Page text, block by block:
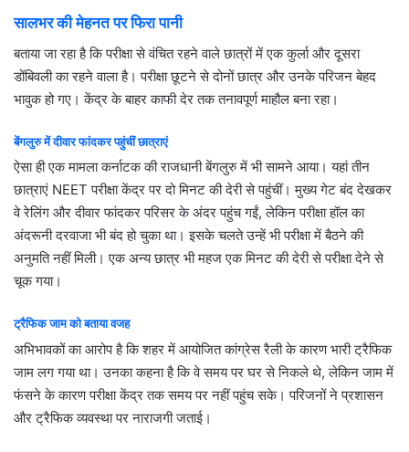
सालभरकीमेहनतपरफिरापानी
बताया जा रहा है कि परीक्षा से वंचित रहने वाले छात्रों में एक कुर्ला और दूसरा
डोंबिवली का रहने वाला है। परीक्षा छूटने से दोनों छात्र और उनके परिजन बेहद
भावुक हो गए। केंद्र के बाहर काफी देर तक तनावपूर्ण माहौल बना रहा।
बेंगलुरुमेंदीवारफांदकरपहुंचींछात्राएं
ऐसा ही एक मामला कर्नाटक की राजधानी बेंगलुरु में भी सामने आया। यहां तीन
छात्राएं NEET परीक्षा केंद्र पर दो मिनट की देरी से पहुंचीं। मुख्य गेट बंद देखकर
वे रेलिंग और दीवार फांदकर परिसर के अंदर पहुंच गईं, लेकिन परीक्षा हॉल का
अंदरूनी दरवाजा भी बंद हो चुका था। इसके चलते उन्हें भी परीक्षा में बैठने की
अनुमति नहीं मिली। एक अन्य छात्र भी महज एक मिनट की देरी से परीक्षा देने से
चूक गया।
ट्रैफिकजामकोबतायावजह
अभिभावकों का आरोप है कि शहर में आयोजित कांग्रेस रैली के कारण भारी ट्रैफिक
जाम लग गया था। उनका कहना है कि वे समय पर घर से निकले थे, लेकिन जाम में
फंसने के कारण परीक्षा केंद्र तक समय पर नहीं पहुंच सके। परिजनों ने प्रशासन
और ट्रैफिक व्यवस्था पर नाराजगी जताई।